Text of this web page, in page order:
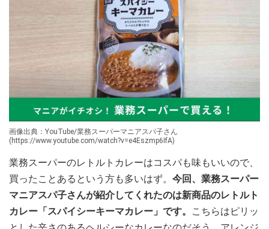
画像出典：YouTube/業務スーパーマニアスパ子さん
(https://www.youtube.com/watch?v=e4Eszmp6IfA)
業務スーパーのレトルトカレーはコスパも味もいいので、
買ったことあるという方も多いはず。 今回、業務スーパー
マニアスパ子さんが紹介してくれたのは新商品のレトルト
カレー「スパイシーキーマカレー」です。
こちらはピリッ